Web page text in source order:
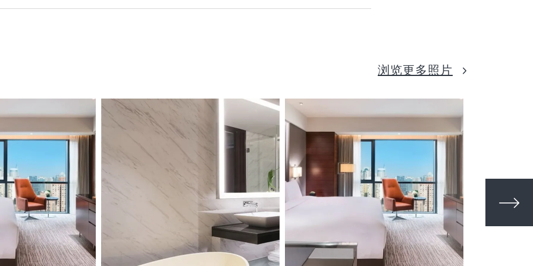
浏览更多照片